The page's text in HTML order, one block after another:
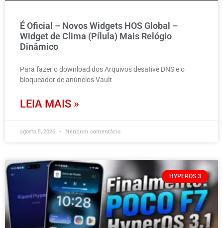
É Oficial – Novos Widgets HOS Global –
Widget de Clima (Pílula) Mais Relógio
Dinâmico
Para fazer o download dos Arquivos desative DNS e o
bloqueador de anúncios Vault
LEIA MAIS »
agosto 5, 2026 Nenhum comentário
HYPEROS 3